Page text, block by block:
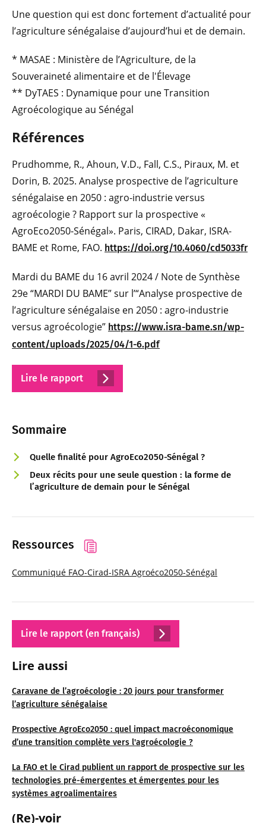
Sommaire
Quelle finalité pour AgroEco2050-Sénégal ?
Deux récits pour une seule question : la forme de
l’agriculture de demain pour le Sénégal
Ressources
Communiqué FAO-Cirad-ISRA Agroéco2050-Sénégal
Lire le rapport (en français)
Lire aussi
Caravane de l’agroécologie : 20 jours pour transformer
l’agriculture sénégalaise
Prospective AgroEco2050 : quel impact macroéconomique
d’une transition complète vers l'agroécologie ?
La FAO et le Cirad publient un rapport de prospective sur les
technologies pré-émergentes et émergentes pour les
systèmes agroalimentaires
(Re)-voir
Une question qui est donc fortement d’actualité pour
l’agriculture sénégalaise d’aujourd’hui et de demain.
* MASAE : Ministère de l’Agriculture, de la
Souveraineté alimentaire et de l'Élevage
** DyTAES : Dynamique pour une Transition
Agroécologique au Sénégal
Références
Prudhomme, R., Ahoun, V.D., Fall, C.S., Piraux, M. et
Dorin, B. 2025. Analyse prospective de l’agriculture
sénégalaise en 2050 : agro-industrie versus
agroécologie ? Rapport sur la prospective «
AgroEco2050-Sénégal». Paris, CIRAD, Dakar, ISRA-
BAME et Rome, FAO. https://doi.org/10.4060/cd5033fr
Mardi du BAME du 16 avril 2024 / Note de Synthèse
29e “MARDI DU BAME” sur l’“Analyse prospective de
l’agriculture sénégalaise en 2050 : agro-industrie
versus agroécologie” https://www.isra-bame.sn/wp-
content/uploads/2025/04/1-6.pdf
Lire le rapport